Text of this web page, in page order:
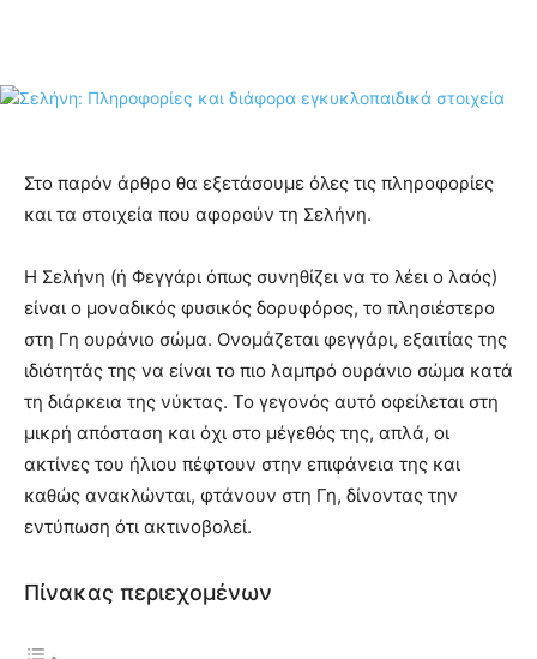
Στο παρόν άρθρο θα εξετάσουμε όλες τις πληροφορίες
και τα στοιχεία που αφορούν τη Σελήνη.
Η Σελήνη (ή Φεγγάρι όπως συνηθίζει να το λέει ο λαός)
είναι ο μοναδικός φυσικός δορυφόρος, το πλησιέστερο
στη Γη ουράνιο σώμα. Ονομάζεται φεγγάρι, εξαιτίας της
ιδιότητάς της να είναι το πιο λαμπρό ουράνιο σώμα κατά
τη διάρκεια της νύκτας. Το γεγονός αυτό οφείλεται στη
μικρή απόσταση και όχι στο μέγεθός της, απλά, οι
ακτίνες του ήλιου πέφτουν στην επιφάνεια της και
καθώς ανακλώνται, φτάνουν στη Γη, δίνοντας την
εντύπωση ότι ακτινοβολεί.
Πίνακας περιεχομένων